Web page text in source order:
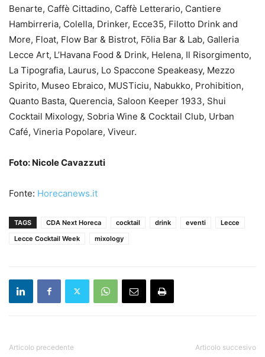
Benarte, Caffè Cittadino, Caffè Letterario, Cantiere
Hambirreria, Colella, Drinker, Ecce35, Filotto Drink and
More, Float, Flow Bar & Bistrot, Fōlia Bar & Lab, Galleria
Lecce Art, L’Havana Food & Drink, Helena, Il Risorgimento,
La Tipografia, Laurus, Lo Spaccone Speakeasy, Mezzo
Spirito, Museo Ebraico, MUSTiciu, Nabukko, Prohibition,
Quanto Basta, Querencia, Saloon Keeper 1933, Shui
Cocktail Mixology, Sobria Wine & Cocktail Club, Urban
Café, Vineria Popolare, Viveur.
Foto: Nicole Cavazzuti
Fonte: Horecanews.it
TAGS CDA Next Horeca cocktail drink eventi
Lecce
Lecce Cocktail Week
mixology
Articolo precedente Articolo succesivo